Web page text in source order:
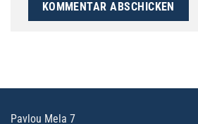
Pavlou Mela 7